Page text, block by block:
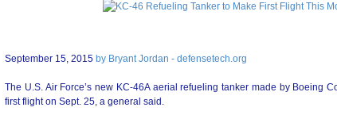
September 15, 2015 by Bryant Jordan - defensetech.org
The U.S. Air Force’s new KC-46A aerial refueling tanker made by Boeing
first flight on Sept. 25, a general said.